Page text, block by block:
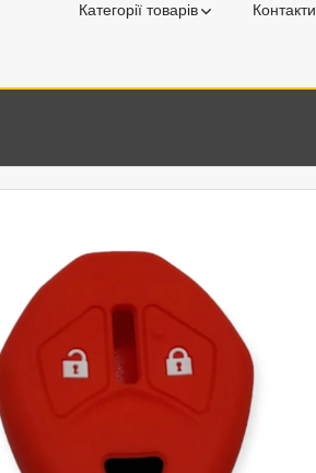
Категорії товарів Контакти